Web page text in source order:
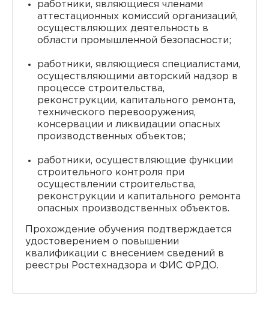
работники, являющиеся членами
аттестационных комиссий организаций,
осуществляющих деятельность в
области промышленной безопасности;
работники, являющиеся специалистами,
осуществляющими авторский надзор в
процессе строительства,
реконструкции, капитального ремонта,
технического перевооружения,
консервации и ликвидации опасных
производственных объектов;
работники, осуществляющие функции
строительного контроля при
осуществлении строительства,
реконструкции и капитального ремонта
опасных производственных объектов.
Прохождение обучения подтверждается
удостоверением о повышении
квалификации с внесением сведений в
реестры Ростехнадзора и ФИС ФРДО.